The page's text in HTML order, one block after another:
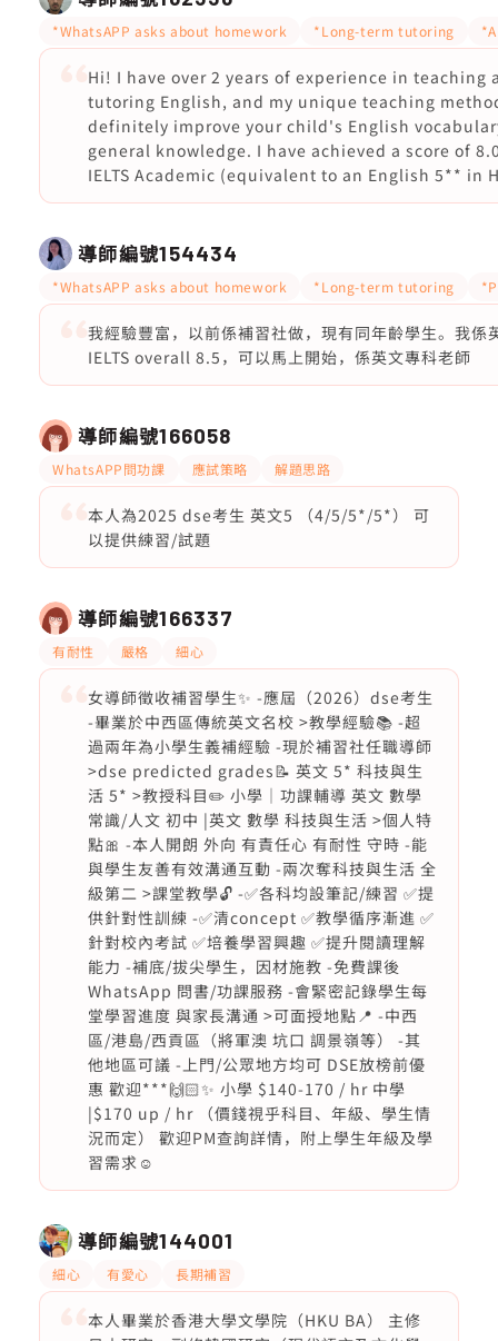
*WhatsAPP asks about homework *Long-term tutoring
Hi! I have over 2 years of experience in teaching
tutoring English, and my unique teaching
definitely improve your child's English
general knowledge. I have achieved a score of
IELTS Academic (equivalent to an English 5** in
導師編號154434
*WhatsAPP asks about homework *Long-term tutoring
我經驗豐富，以前係補習社做，現有同年齡學生。我
IELTS overall 8.5，可以馬上開始，係英文專科老師
導師編號166058
WhatsAPP問功課 應試策略 解題思路
本人為2025 dse考生 英文5 （4/5/5*/5*） 可
以提供練習/試題
導師編號166337
有耐性 嚴格 細心
女導師徵收補習學生✨ -應屆（2026）dse考生
-畢業於中西區傳統英文名校 >教學經驗📚 -超
過兩年為小學生義補經驗 -現於補習社任職導師
>dse predicted grades📝 英文 5* 科技與生
活 5* >教授科目✏️ 小學｜功課輔導 英文 數學
常識/人文 初中 |英文 數學 科技與生活 >個人特
點🎀 -本人開朗 外向 有責任心 有耐性 守時 -能
與學生友善有效溝通互動 -兩次奪科技與生活 全
級第二 >課堂教學🔓 -✅各科均設筆記/練習 ✅提
供針對性訓練 -✅清concept ✅教學循序漸進 ✅
針對校內考試 ✅培養學習興趣 ✅提升閱讀理解
能力 -補底/拔尖學生，因材施教 -免費課後
WhatsApp 問書/功課服務 -會緊密記錄學生每
堂學習進度 與家長溝通 >可面授地點📍 -中西
區/港島/西貢區（將軍澳 坑口 調景嶺等） -其
他地區可議 -上門/公眾地方均可 DSE放榜前優
惠 歡迎***🙌🏻✨ 小學 $140-170 / hr 中學
|$170 up / hr （價錢視乎科目、年級、學生情
況而定） 歡迎PM查詢詳情，附上學生年級及學
習需求☺️
導師編號144001
細心 有愛心 長期補習
本人畢業於香港大學文學院（HKU BA） 主修